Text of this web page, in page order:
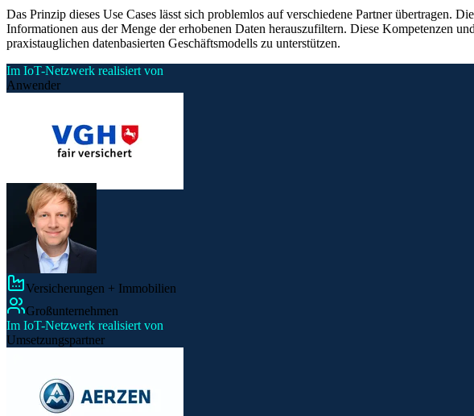
Das Prinzip dieses Use Cases lässt sich problemlos auf verschiedene Partner übertragen.
Informationen aus der Menge der erhobenen Daten herauszufiltern. Diese Kompetenzen
praxistauglichen datenbasierten Geschäftsmodells zu unterstützen.
Im IoT-Netzwerk realisiert von
Anwender
Versicherungen + Immobilien
Großunternehmen
Im IoT-Netzwerk realisiert von
Umsetzungspartner